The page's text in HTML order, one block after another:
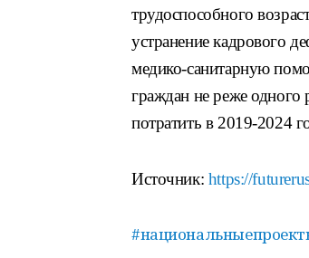
трудоспособного
устранение кадрового
медико-санитарную
граждан не реже одного
потратить в 2019-2024
Источник: https://